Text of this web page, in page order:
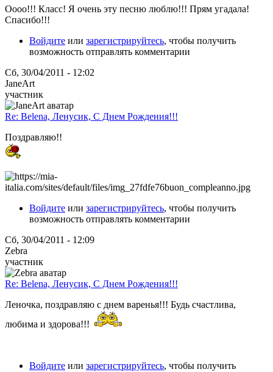
Оооо!!! Класс! Я очень эту песню люблю!!! Прям угадала!
Спасибо!!!
Войдите или зарегистрируйтесь, чтобы получить
возможность отправлять комментарии
Сб, 30/04/2011 - 12:02
JaneArt
участник
Re: Belena, Ленусик, С Днем Рождения!!!
Поздравляю!!
Войдите или зарегистрируйтесь, чтобы получить
возможность отправлять комментарии
Сб, 30/04/2011 - 12:09
Zebra
участник
Re: Belena, Ленусик, С Днем Рождения!!!
Леночка, поздравляю с днем варенья!!! Будь счастлива,
любима и здорова!!!
Войдите или зарегистрируйтесь, чтобы получить